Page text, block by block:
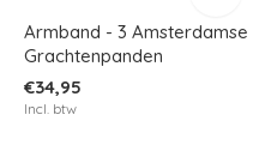
Armband - 3 Amsterdamse
Grachtenpanden
€34,95
Incl. btw